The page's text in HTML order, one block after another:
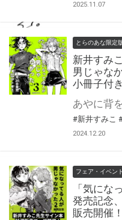
2025.11.07
とらのあな限定
新井すみ
男じゃな
小冊子付
#新井すみこ
2024.12.20
フェア・イベント
「気にな
発売記念
販売開催！